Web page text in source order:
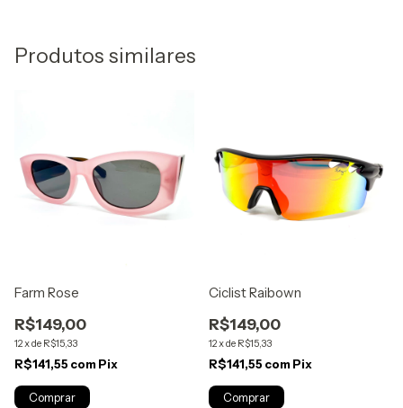
Produtos similares
Farm Rose
R$149,00
12xde R$15,33
R$141,55 com Pix
Ciclist Raibown
R$149,00
12xde R$15,33
R$141,55 com Pix